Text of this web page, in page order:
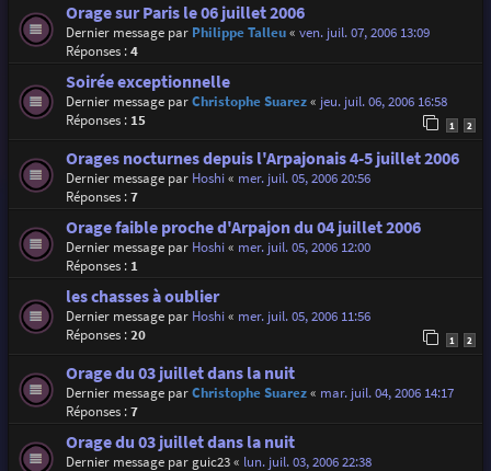
Orage sur Paris le 06 juillet 2006
Dernier message par Philippe Talleu« ven. juil. 07, 2006 13:09
Réponses :4
Soirée exceptionnelle
Dernier message parChristophe Suarez« jeu. juil. 06, 2006 16:58
Réponses : 15 1 2
Orages nocturnes depuis l'Arpajonais 4-5 juillet 2006
Dernier message par Hoshi« mer. juil. 05, 2006 20:56
Réponses :7
Orage faible proche d'Arpajon du 04 juillet 2006
Dernier message par Hoshi« mer. juil. 05, 2006 12:00
Réponses : 1
les chasses à oublier
Dernier message par Hoshi« mer. juil. 05, 2006 11:56
Réponses :20 1 2
Orage du 03 juillet dans la nuit
Dernier message parChristophe Suarez« mar. juil. 04, 2006 14:17
Réponses :7
Orage du 03 juillet dans la nuit
Dernier message par guic23« lun. juil. 03, 2006 22:38